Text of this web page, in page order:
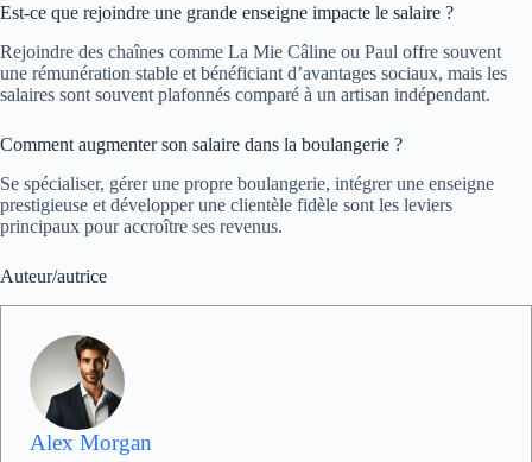
Est-ce que rejoindre une grande enseigne impacte le salaire ?
Rejoindre des chaînes comme La Mie Câline ou Paul offre souvent
une rémunération stable et bénéficiant d’avantages sociaux, mais les
salaires sont souvent plafonnés comparé à un artisan indépendant.
Comment augmenter son salaire dans la boulangerie ?
Se spécialiser, gérer une propre boulangerie, intégrer une enseigne
prestigieuse et développer une clientèle fidèle sont les leviers
principaux pour accroître ses revenus.
Auteur/autrice
Alex Morgan